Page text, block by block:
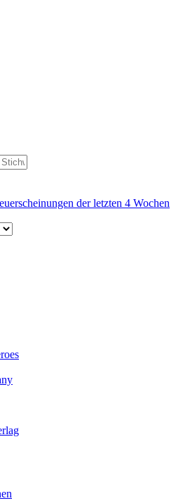
der letzten 4 Wochen